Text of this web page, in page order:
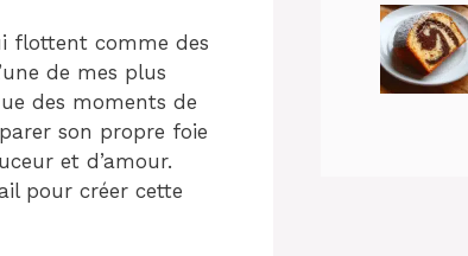
flottent comme des
de mes plus
des moments de
son propre foie
et d’amour.
pour créer cette